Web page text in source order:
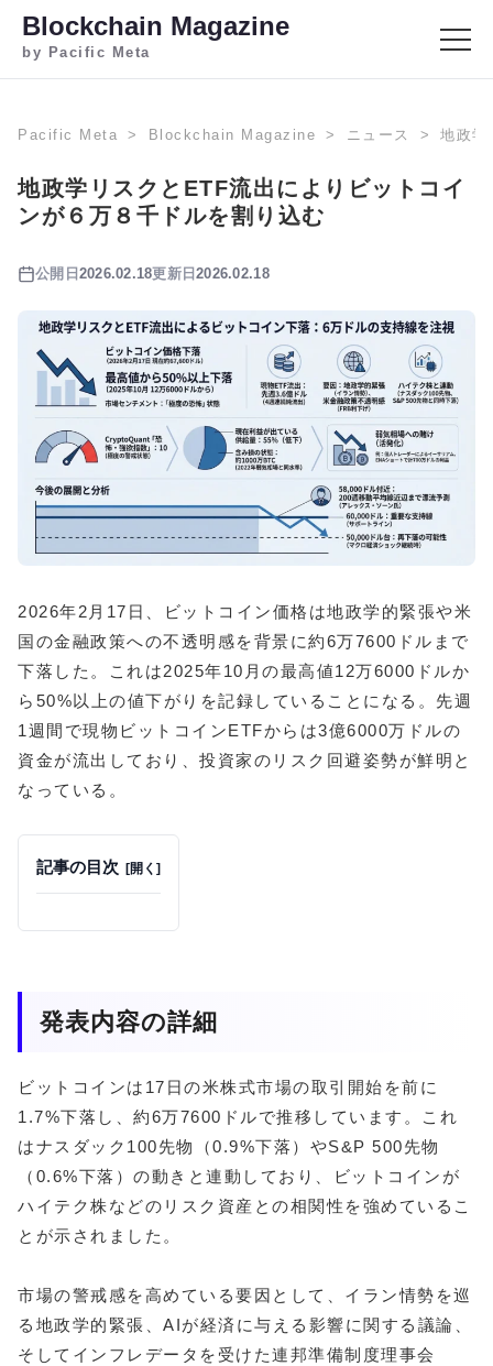
Blockchain Magazine
by Pacific Meta
Pacific Meta Blockchain Magazine ニュース 地政学
地政学リスクとETF流出によりビットコイ
ンが６万８千ドルを割り込む
公開日 2026.02.18更新日2026.02.18
2026年2月17日、ビットコイン価格は地政学的緊張や米
国の金融政策への不透明感を背景に約6万7600ドルまで
下落した。これは2025年10月の最高値12万6000ドルか
ら50%以上の値下がりを記録していることになる。先週
1週間で現物ビットコインETFからは3億6000万ドルの
資金が流出しており、投資家のリスク回避姿勢が鮮明と
なっている。
記事の目次
発表内容の詳細
ビットコインは17日の米株式市場の取引開始を前に
1.7%下落し、約6万7600ドルで推移しています。これ
はナスダック100先物（0.9%下落）やS&P 500先物
（0.6%下落）の動きと連動しており、ビットコインが
ハイテク株などのリスク資産との相関性を強めているこ
とが示されました。
市場の警戒感を高めている要因として、イラン情勢を巡
る地政学的緊張、AIが経済に与える影響に関する議論、
そしてインフレデータを受けた連邦準備制度理事会